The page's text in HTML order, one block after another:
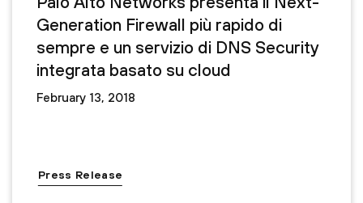
Generation Firewall più rapido di
sempre e un servizio di DNS Security
integrata basato su cloud
February 13, 2018
Press Release